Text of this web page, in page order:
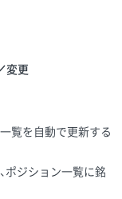
変更
覧を自動で更新する
ポジション一覧に銘